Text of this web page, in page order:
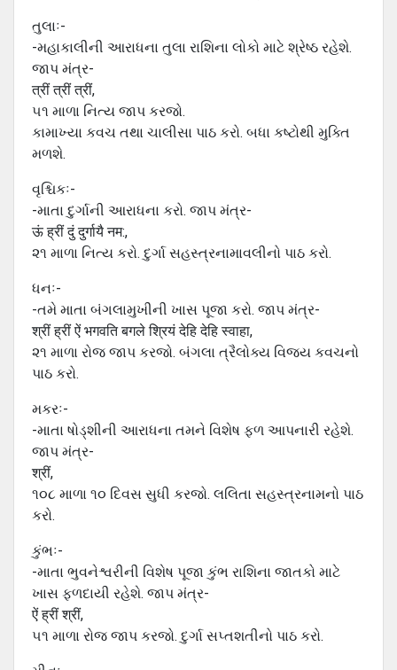
તુલાઃ-
-મહાકાલીની આરાધના તુલા રાશિના લોકો માટે શ્રેષ્ઠ રહેશે.
જાપ મંત્ર-
त्रीं त्रीं त्रीं,
૫૧ માળા નિત્ય જાપ કરજો.
કામાખ્યા કવચ તથા ચાલીસા પાઠ કરો. બધા કષ્ટોથી મુક્તિ
મળશે.
વૃશ્ચિકઃ-
-માતા દુર્ગાની આરાધના કરો. જાપ મંત્ર-
ऊं ह्रीं दुं दुर्गायै नम:,
૨૧ માળા નિત્ય કરો. દુર્ગા સહસ્ત્રનામાવલીનો પાઠ કરો.
ધનઃ-
-તમે માતા બંગલામુખીની ખાસ પૂજા કરો. જાપ મંત્ર-
श्रीं ह्रीं ऐं भगवति बगले श्रियं देहि देहि स्वाहा,
૨૧ માળા રોજ જાપ કરજો. બંગલા ત્રૈલોક્ય વિજય કવચનો
પાઠ કરો.
મકરઃ-
-માતા ષોડ્શીની આરાધના તમને વિશેષ ફળ આપનારી રહેશે.
જાપ મંત્ર-
श्रीं,
૧૦૮ માળા ૧૦ દિવસ સુધી કરજો. લલિતા સહસ્ત્રનામનો પાઠ
કરો.
કુંભઃ-
-માતા ભુવનેશ્વરીની વિશેષ પૂજા કુંભ રાશિના જાતકો માટે
ખાસ ફળદાયી રહેશે. જાપ મંત્ર-
ऐं ह्रीं श्रीं,
૫૧ માળા રોજ જાપ કરજો. દુર્ગા સપ્તશતીનો પાઠ કરો.